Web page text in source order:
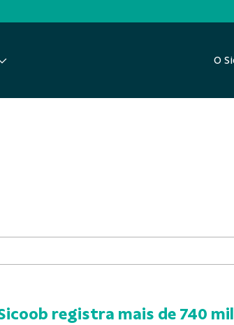
O
registra mais de 740